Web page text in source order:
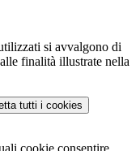
si avvalgono di
finalità illustrate nella
tutti i cookies